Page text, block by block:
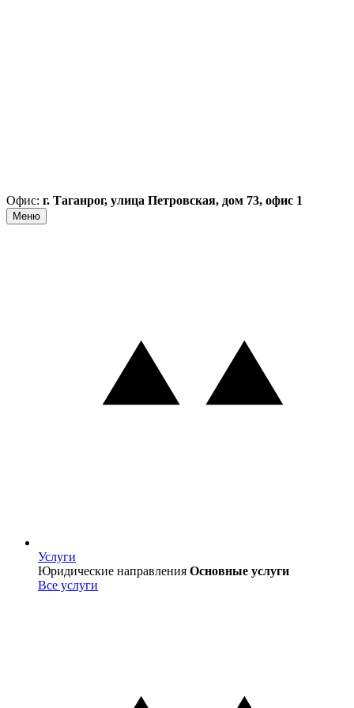
Офис: г. Таганрог, улица Петровская, дом 73, офис 1
Меню
Услуги
Услуги
Юридические направления Основные услуги
Все услуги